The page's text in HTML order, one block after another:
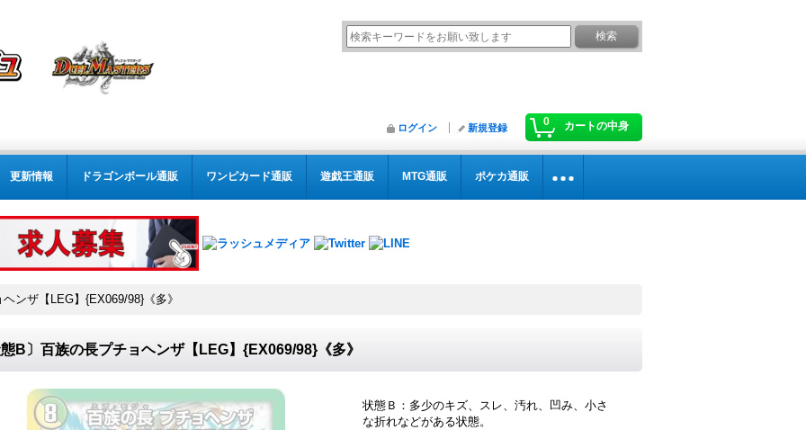
0 カートの中身
ログイン 新規登録
更新情報 ドラゴンボール通販 ワンピカード通販 遊戯王通販 MTG通販 ポケカ通販
ンザ【LEG】{EX069/98}《多》
B〕百族の長プチョヘンザ【LEG】{EX069/98}《多》
状態Ｂ：多少のキズ、スレ、汚れ、凹み、小さ
な折れなどがある状態。